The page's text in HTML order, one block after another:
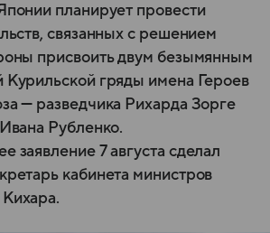
планирует провести
связанных с решением
присвоить двум безымянным
гряды имена Героев
— разведчика Рихарда Зорге
Рубленко.
заявление 7 августа сделал
кабинета министров